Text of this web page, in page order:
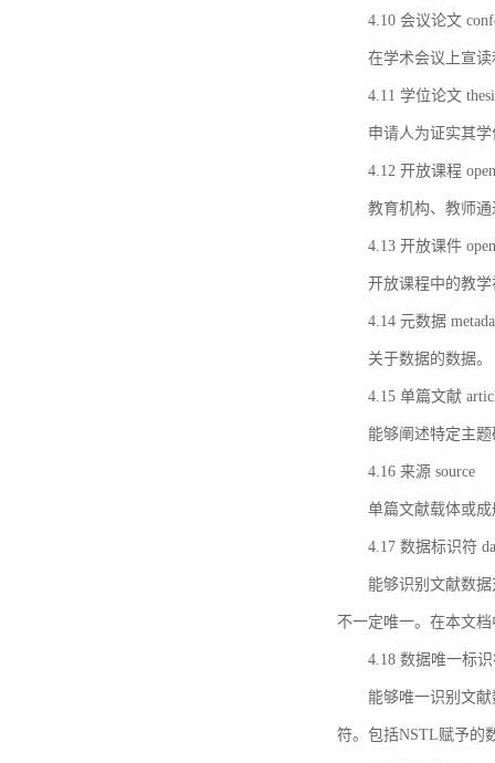
4.10 会议论文
在学术会议上宣
4.11 学位论文
申请人为证实其
4.12 开放课程
教育机构、教师
4.13 开放课件
开放课程中的教
4.14 元数据
关于数据的数据。
4.15 单篇文献
能够阐述特定主
4.16 来源 source
单篇文献载体或
4.17 数据标识符
能够识别文献数
不一定唯一。在本文
4.18 数据唯一标
能够唯一识别文
符。包括NSTL赋予的